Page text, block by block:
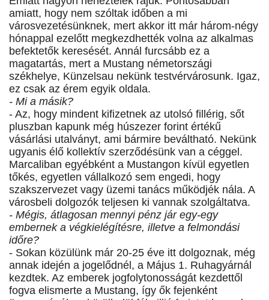
amiatt, hogy nem szóltak időben a mi
városvezetésünknek, mert akkor itt már három-négy
hónappal ezelőtt megkezdhették volna az alkalmas
befektetők keresését. Annál furcsább ez a
magatartás, mert a Mustang németországi
székhelye, Künzelsau nekünk testvérvárosunk. Igaz,
ez csak az érem egyik oldala.
- Mi a másik?
- Az, hogy mindent kifizetnek az utolsó fillérig, sőt
pluszban kapunk még húszezer forint értékű
vásárlási utalványt, ami bármire beváltható. Nekünk
ugyanis élő kollektív szerződésünk van a céggel.
Marcaliban egyébként a Mustangon kívül egyetlen
tőkés, egyetlen vállalkozó sem engedi, hogy
szakszervezet vagy üzemi tanács működjék nála. A
városbeli dolgozók teljesen ki vannak szolgáltatva.
- Mégis, átlagosan mennyi pénz jár egy-egy
embernek a végkielégítésre, illetve a felmondási
időre?
- Sokan közülünk már 20-25 éve itt dolgoznak, még
annak idején a jogelődnél, a Május 1. Ruhagyárnál
kezdtek. Az emberek jogfolytonosságát kezdettől
fogva elismerte a Mustang, így ők fejenként